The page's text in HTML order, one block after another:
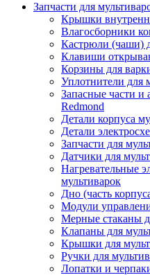
Запчасти для
Крышки
Влагосборники
Кастрюли (чаши)
Клавиши
Корзины для
Уплотнители для
Запасные части и
Redmond
Детали корпуса
Детали
Запчасти для
Датчики для
Нагревательные
мультиварок
Дно (часть
Модули
Мерные стаканы
Клапаны для
Крышки для
Ручки для
Лопатки и